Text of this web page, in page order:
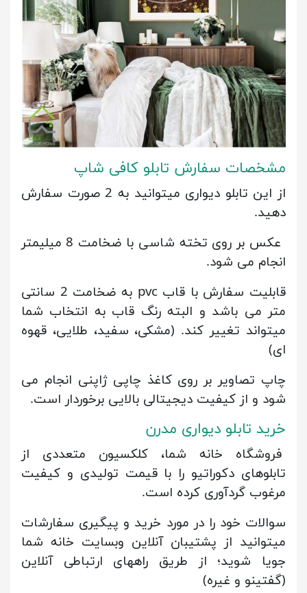
مشخصات سفارش تابلو کافی شاپ
از این تابلو دیواری میتوانید به 2 صورت سفارش
دهید.
عکس بر روی تخته شاسی با ضخامت 8 میلیمتر
انجام می شود.
قابلیت سفارش با قاب pvc به ضخامت 2 سانتی
متر می باشد و البته رنگ قاب به انتخاب شما
میتواند تغییر کند. (مشکی، سفید، طلایی، قهوه
ای)
چاپ تصاویر بر روی کاغذ چاپی ژاپنی انجام می
شود و از کیفیت دیجیتالی بالایی برخوردار است.
خرید تابلو دیواری مدرن
فروشگاه خانه شما، کلکسیون متعددی از
تابلوهای دکوراتیو را با قیمت تولیدی و کیفیت
مرغوب گردآوری کرده است.
سوالات خود را در مورد خرید و پیگیری سفارشات
میتوانید از پشتیبان آنلاین وبسایت خانه شما
جویا شوید؛ از طریق راههای ارتباطی آنلاین
(گفتینو و غیره)